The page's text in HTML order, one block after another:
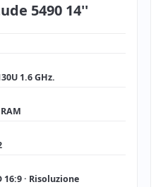
5490 14''
1.6 GHz.
16:9 · Risoluzione